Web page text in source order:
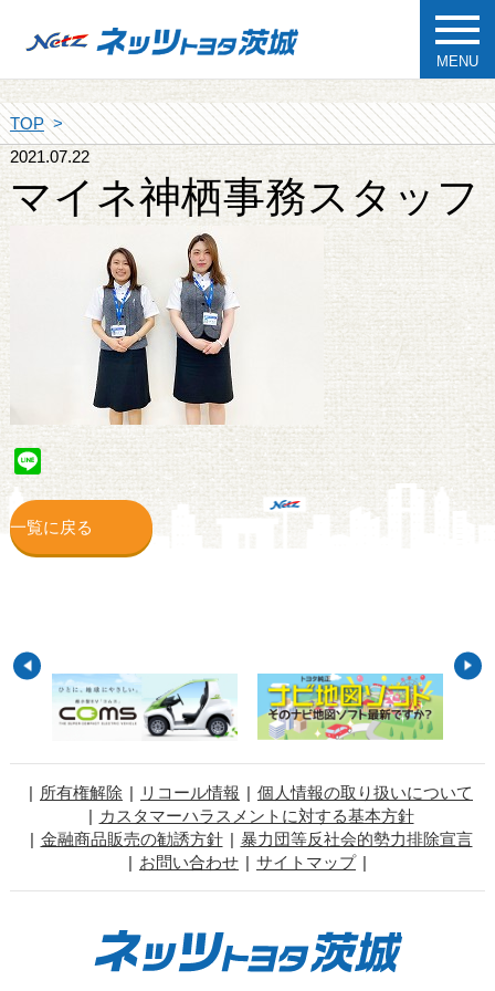
MENU
TOP
2021.07.22
マイネ神栖事務スタッフ
Line
一覧に戻る
所有権解除 リコール情報
個人情報の取り扱いについて
カスタマーハラスメントに対する基本方針
金融商品販売の勧誘方針
暴力団等反社会的勢力排除宣言
お問い合わせ
サイトマップ